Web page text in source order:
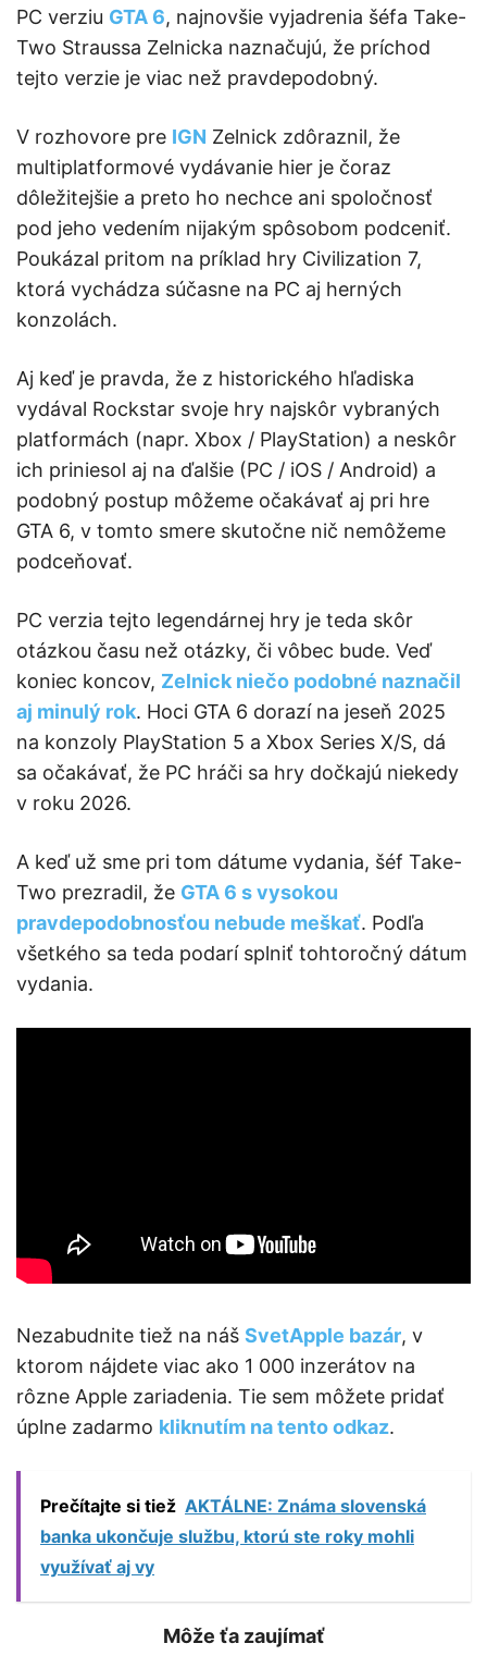
PC verziu GTA 6, najnovšie vyjadrenia šéfa Take-
Two Straussa Zelnicka naznačujú, že príchod
tejto verzie je viac než pravdepodobný.
V rozhovore pre IGN Zelnick zdôraznil, že
multiplatformové vydávanie hier je čoraz
dôležitejšie a preto ho nechce ani spoločnosť
pod jeho vedením nijakým spôsobom podceniť.
Poukázal pritom na príklad hry Civilization 7,
ktorá vychádza súčasne na PC aj herných
konzolách.
Aj keď je pravda, že z historického hľadiska
vydával Rockstar svoje hry najskôr vybraných
platformách (napr. Xbox / PlayStation) a neskôr
ich priniesol aj na ďalšie (PC / iOS / Android) a
podobný postup môžeme očakávať aj pri hre
GTA 6, v tomto smere skutočne nič nemôžeme
podceňovať.
PC verzia tejto legendárnej hry je teda skôr
otázkou času než otázky, či vôbec bude. Veď
koniec koncov, Zelnick niečo podobné naznačil
aj minulý rok. Hoci GTA 6 dorazí na jeseň 2025
na konzoly PlayStation 5 a Xbox Series X/S, dá
sa očakávať, že PC hráči sa hry dočkajú niekedy
v roku 2026.
A keď už sme pri tom dátume vydania, šéf Take-
Two prezradil, že GTA 6 s vysokou
pravdepodobnosťou nebude meškať. Podľa
všetkého sa teda podarí splniť tohtoročný dátum
vydania.
Nezabudnite tiež na náš SvetApple bazár, v
ktorom nájdete viac ako 1 000 inzerátov na
rôzne Apple zariadenia. Tie sem môžete pridať
úplne zadarmo kliknutím na tento odkaz.
Prečítajte si tiež AKTÁLNE: Známa slovenská
banka ukončuje službu, ktorú ste roky mohli
využívať aj vy
Môže ťa zaujímať